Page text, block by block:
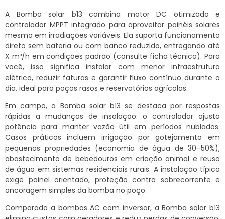
A Bomba solar b13 combina motor DC otimizado e
controlador MPPT integrado para aproveitar painéis solares
mesmo em irradiações variáveis. Ela suporta funcionamento
direto sem bateria ou com banco reduzido, entregando até
X m³/h em condições padrão (consulte ficha técnica). Para
você, isso significa instalar com menor infraestrutura
elétrica, reduzir faturas e garantir fluxo contínuo durante o
dia, ideal para poços rasos e reservatórios agrícolas.
Em campo, a Bomba solar b13 se destaca por respostas
rápidas a mudanças de insolação: o controlador ajusta
potência para manter vazão útil em períodos nublados.
Casos práticos incluem irrigação por gotejamento em
pequenas propriedades (economia de água de 30–50%),
abastecimento de bebedouros em criação animal e reuso
de água em sistemas residenciais rurais. A instalação típica
exige painel orientado, proteção contra sobrecorrente e
ancoragem simples da bomba no poço.
Comparada a bombas AC com inversor, a Bomba solar b13